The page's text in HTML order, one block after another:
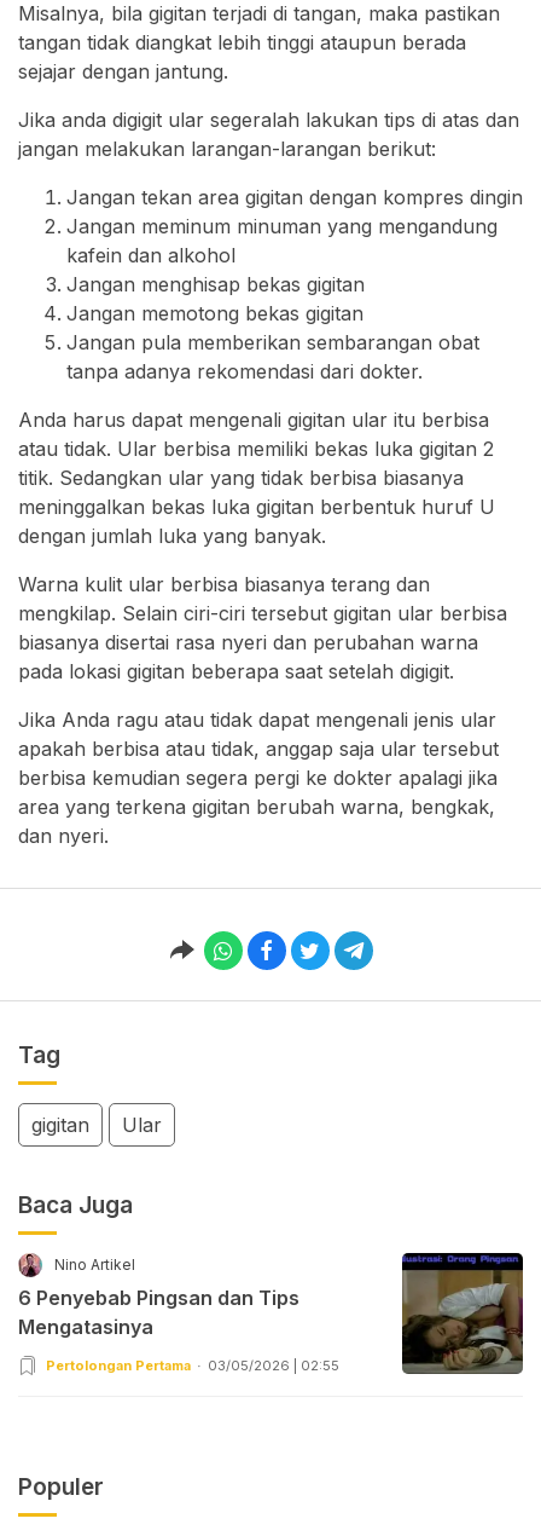
Misalnya, bila gigitan terjadi di tangan, maka pastikan
tangan tidak diangkat lebih tinggi ataupun berada
sejajar dengan jantung.
Jika anda digigit ular segeralah lakukan tips di atas dan
jangan melakukan larangan-larangan berikut:
Jangan tekan area gigitan dengan kompres dingin
Jangan meminum minuman yang mengandung
kafein dan alkohol
Jangan menghisap bekas gigitan
Jangan memotong bekas gigitan
Jangan pula memberikan sembarangan obat
tanpa adanya rekomendasi dari dokter.
Anda harus dapat mengenali gigitan ular itu berbisa
atau tidak. Ular berbisa memiliki bekas luka gigitan 2
titik. Sedangkan ular yang tidak berbisa biasanya
meninggalkan bekas luka gigitan berbentuk huruf U
dengan jumlah luka yang banyak.
Warna kulit ular berbisa biasanya terang dan
mengkilap. Selain ciri-ciri tersebut gigitan ular berbisa
biasanya disertai rasa nyeri dan perubahan warna
pada lokasi gigitan beberapa saat setelah digigit.
Jika Anda ragu atau tidak dapat mengenali jenis ular
apakah berbisa atau tidak, anggap saja ular tersebut
berbisa kemudian segera pergi ke dokter apalagi jika
area yang terkena gigitan berubah warna, bengkak,
dan nyeri.
Tag
gigitan Ular
Baca Juga
Nino Artikel
6 Penyebab Pingsan dan Tips
Mengatasinya
Pertolongan Pertama 03/05/2026 | 02:55
Populer